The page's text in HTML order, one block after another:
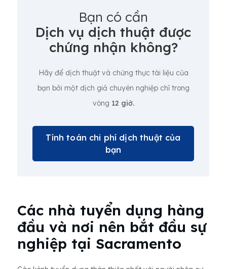
Bạn có cần
Dịch vụ dịch thuật được
chứng nhận không?
Hãy để dịch thuật và chứng thực tài liệu của
bạn bởi một dịch giả chuyên nghiệp chỉ trong
vòng 12 giờ.
Tính toán chi phí dịch thuật của
bạn
Các nhà tuyển dụng hàng
đầu và nơi nên bắt đầu sự
nghiệp tại Sacramento